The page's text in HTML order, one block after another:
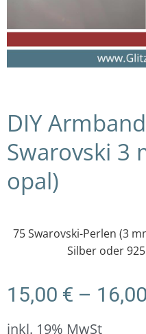
DIY
Swarovski 3
opal)
75 Swarovski-Perlen (3
Silber oder
15,00 € – 16,00
inkl. 19% MwSt